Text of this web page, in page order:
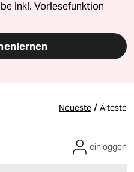
inkl. Vorlesefunktion
Neueste / Älteste
einloggen